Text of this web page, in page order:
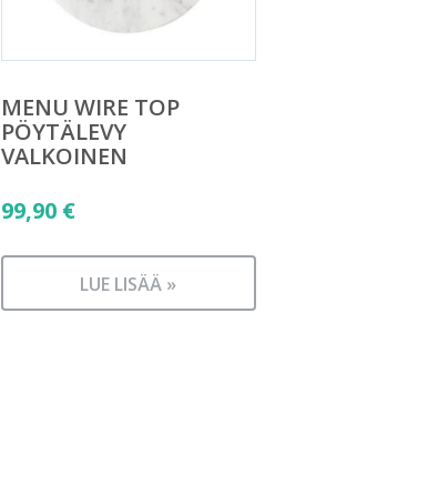
MENU WIRE TOP
PÖYTÄLEVY
VALKOINEN
99,90 €
LUE LISÄÄ »